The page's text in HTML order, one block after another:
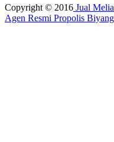
Copyright © 2016 Jual
Agen Resmi Propolis Biyang